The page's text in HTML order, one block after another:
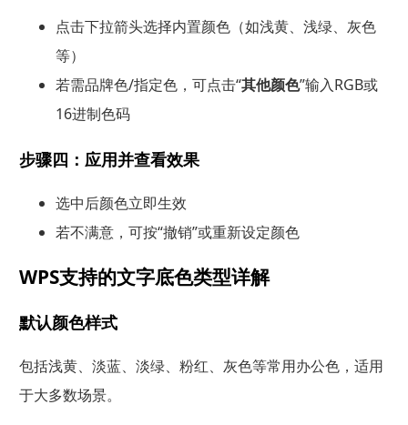
点击下拉箭头选择内置颜色（如浅黄、浅绿、灰色
等）
若需品牌色/指定色，可点击“其他颜色”输入RGB或
16进制色码
步骤四：应用并查看效果
选中后颜色立即生效
若不满意，可按“撤销”或重新设定颜色
WPS支持的文字底色类型详解
默认颜色样式
包括浅黄、淡蓝、淡绿、粉红、灰色等常用办公色，适用
于大多数场景。